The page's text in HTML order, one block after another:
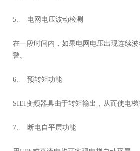
5、 电网电压波动检测
在一段时间内，如果电网电压出现连续
警。
6、 预转矩功能
SIEI变频器具由于转矩输出，从而使电梯
7、 断电自平层功能